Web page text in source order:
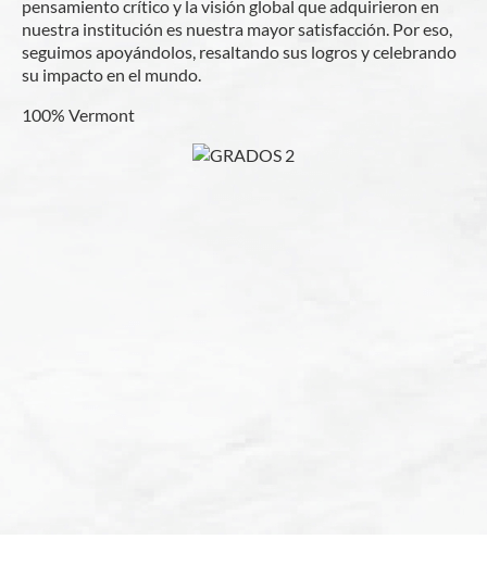
pensamiento crítico y la visión global que adquirieron en
nuestra institución es nuestra mayor satisfacción. Por eso,
seguimos apoyándolos, resaltando sus logros y celebrando
su impacto en el mundo.
100% Vermont